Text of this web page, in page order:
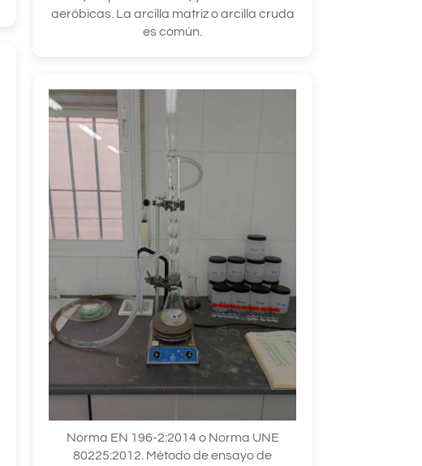
aeróbicas. La arcilla matriz o arcilla cruda
es común.
Norma EN 196-2:2014 o Norma UNE
80225:2012. Método de ensayo de